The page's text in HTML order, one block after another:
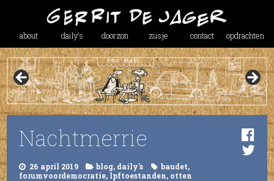
about daily’s doorzon zusje contact opdrachten
Nachtmerrie
26 april 2019 blog, daily's baudet,
forumvoordemocratie, lpftoestanden, otten